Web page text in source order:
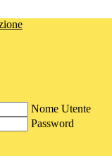
Nome Utente
Password